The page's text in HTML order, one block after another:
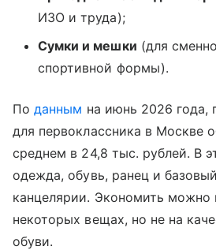
ИЗО и труда);
Сумки и мешки (для
спортивной формы).
Поданным на июнь 2026 года,
для первоклассника в Москве
среднем в 24,8 тыс. рублей. В
одежда, обувь, ранец и
канцелярии. Экономить можно
некоторых вещах, но не на
обуви.